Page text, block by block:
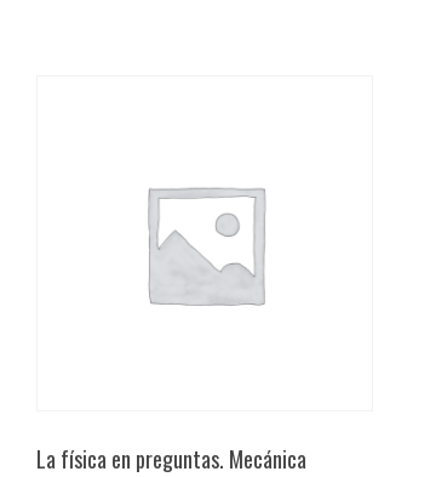
La física en preguntas. Mecánica